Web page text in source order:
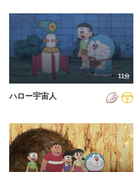
11分
ハロー宇宙人